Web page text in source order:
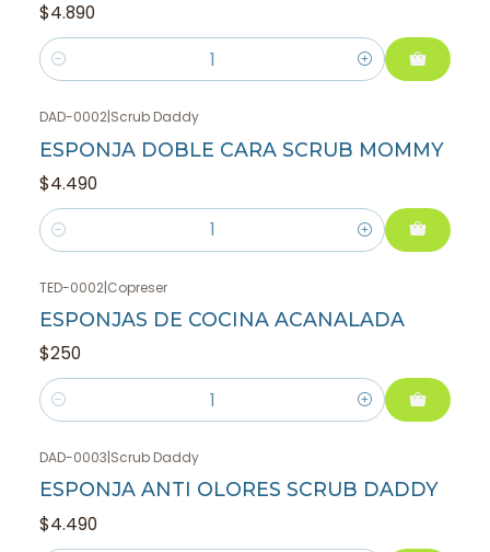
$4.890
Cantidad
DAD-0002|Scrub Daddy
ESPONJA DOBLE CARA SCRUB MOMMY
$4.490
Cantidad
TED-0002|Copreser
ESPONJAS DE COCINA ACANALADA
$250
Cantidad
DAD-0003|Scrub Daddy
ESPONJA ANTI OLORES SCRUB DADDY
$4.490